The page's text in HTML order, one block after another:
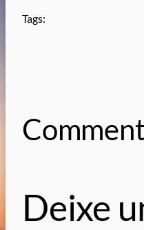
Tags:
Deixe